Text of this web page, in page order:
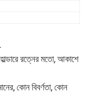
হোল্ডারে রত্নের মতো, আকাশে
কোন বিবর্ণতা, কোন